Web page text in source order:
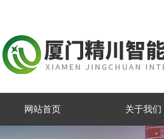
网站首页 关于我们